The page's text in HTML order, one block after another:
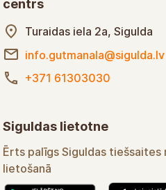
centrs
Turaidas iela 2a, Sigulda
info.gutmanala@sigulda.lv
+371 61303030
Siguldas lietotne
Ērts palīgs Siguldas tiešsaites
lietošanā